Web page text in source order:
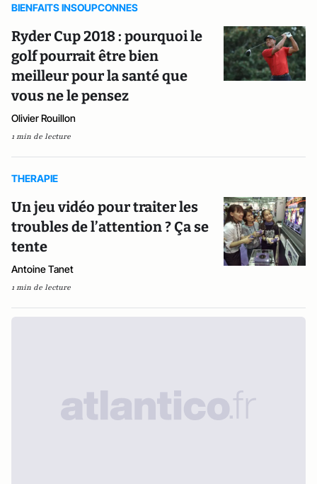
BIENFAITS INSOUPCONNES
Ryder Cup 2018 : pourquoi le
golf pourrait être bien
meilleur pour la santé que
vous ne le pensez
Olivier Rouillon
1 min de lecture
THERAPIE
Un jeu vidéo pour traiter les
troubles de l’attention ? Ça se
tente
Antoine Tanet
1 min de lecture